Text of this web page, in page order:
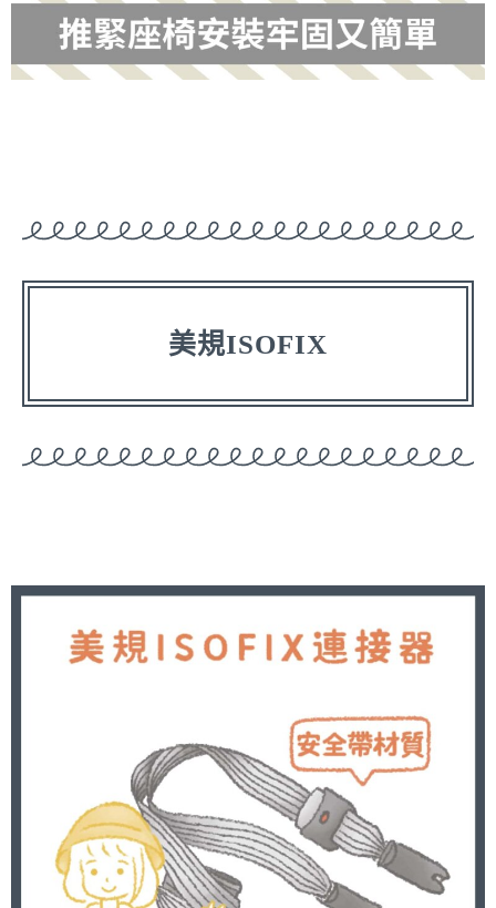
美規ISOFIX